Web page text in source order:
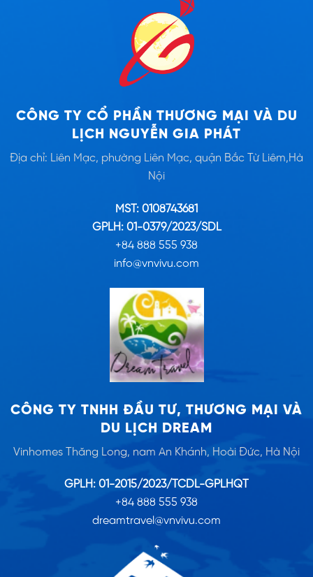
CÔNG TY CỔ PHẦN THƯƠNG MẠI VÀ DU
LỊCH NGUYỄN GIA PHÁT
Địa chỉ: Liên Mạc, phường Liên Mạc, quận Bắc Từ Liêm,Hà
Nội
MST: 0108743681
GPLH: 01-0379/2023/SDL
+84 888 555 938
info@vnvivu.com
CÔNG TY TNHH ĐẦU TƯ, THƯƠNG MẠI VÀ
DU LỊCH DREAM
Vinhomes Thăng Long, nam An Khánh, Hoài Đức, Hà Nội
GPLH: 01-2015/2023/TCDL-GPLHQT
+84 888 555 938
dreamtravel@vnvivu.com